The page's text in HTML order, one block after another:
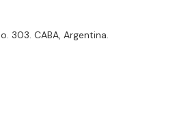
303. CABA, Argentina.